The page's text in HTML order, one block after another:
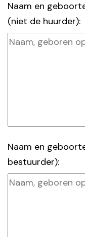
Naam en
(niet de huurder):
Naam en
bestuurder):